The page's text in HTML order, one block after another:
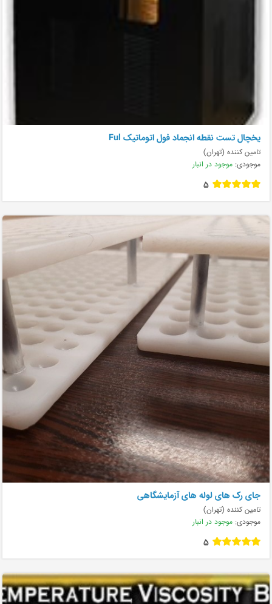
يخچال تست نقطه انجماد فول اتوماتيک Ful
تامین کننده (تهران)
موجودی: موجود در انبار
5
جای رک های لوله های آزمایشگاهی
تامین کننده (تهران)
موجودی: موجود در انبار
5